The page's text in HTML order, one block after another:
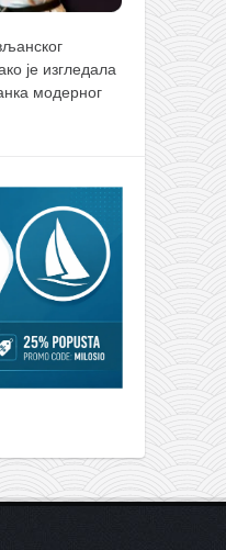
је изгледала
модерног